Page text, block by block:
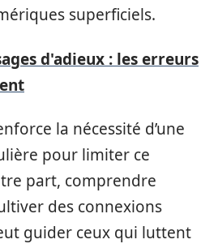
superficiels.
d'adieux : les erreurs
la nécessité d’une
pour limiter ce
part, comprendre
des connexions
guider ceux qui luttent